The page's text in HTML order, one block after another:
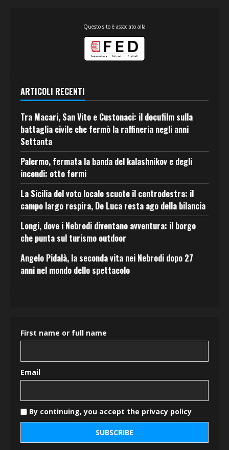
Questo sito è associato alla
ARTICOLI RECENTI
Tra Macari, San Vito e Custonaci: il docufilm sulla
battaglia civile che fermò la raffineria negli anni
Settanta
Palermo, fermata la banda del kalashnikov e degli
incendi: otto fermi
La Sicilia del voto locale scuote il centrodestra: il
campo largo respira, De Luca resta ago della bilancia
Longi, dove i Nebrodi diventano avventura: il borgo
che punta sul turismo outdoor
Angelo Pidalà, la seconda vita nei Nebrodi dopo 27
anni nel mondo dello spettacolo
First name or full name
Email
By continuing, you accept the privacy policy